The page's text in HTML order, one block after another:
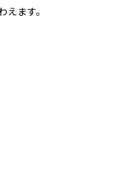
えます。